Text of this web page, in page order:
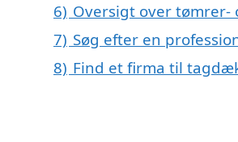
6) Oversigt over tømrer-
7) Søg efter en
8) Find et firma til